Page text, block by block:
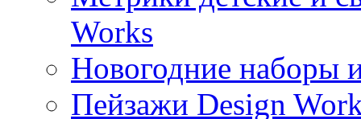
Works
Новогодние наборы
Пейзажи Design